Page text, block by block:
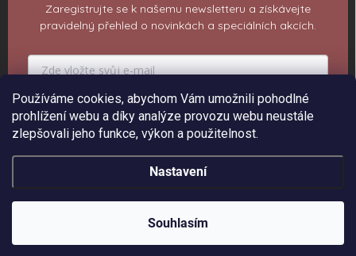
Používáme cookies, abychom Vám umožnili pohodlné
prohlížení webu a díky analýze provozu webu neustále
zlepšovali jeho funkce, výkon a použitelnost.
Nastavení
Souhlasím
Zaregistrujte se k našemu newsletteru a získávejte
pravidelný přehled o novinkách a speciálních akcích.
PŘIHLÁSIT K ODBĚRU
Copyright 2026ePiPí - Prodejna radostí. Všechna práva vyhrazena.Upravit
nastavení cookies
Sleva 150 Kč na 1. objednávku ❤️